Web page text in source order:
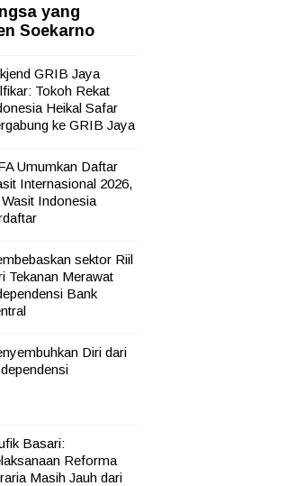
yang
Soekarno
GRIB Jaya
Tokoh Rekat
Heikal Safar
ke GRIB Jaya
Umumkan Daftar
Internasional 2026,
Wasit Indonesia
sektor Riil
Tekanan Merawat
Bank
Diri dari
Basari:
Reforma
Masih Jauh dari